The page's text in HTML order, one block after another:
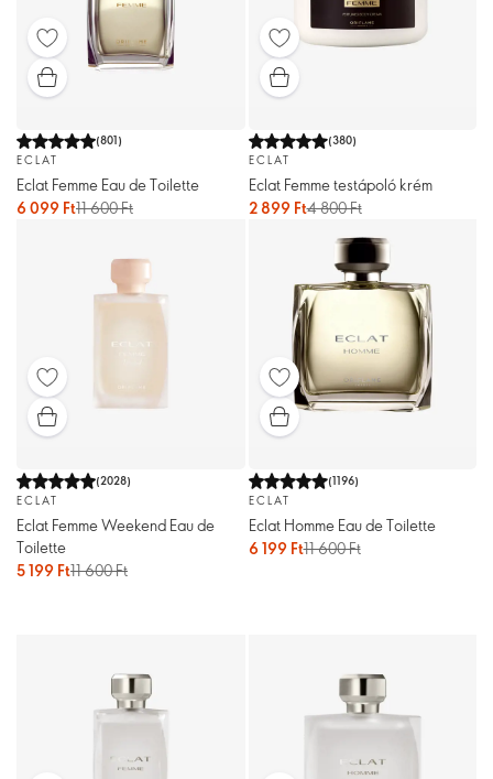
(801)
ECLAT
Eclat Femme Eau de Toilette
6 099 Ft11 600 Ft
(380)
ECLAT
Eclat Femme testápoló krém
2 899 Ft4 800 Ft
(2028)
ECLAT
Eclat Femme Weekend Eau de
Toilette
5 199 Ft11 600 Ft
(1196)
ECLAT
Eclat Homme Eau de Toilette
6 199 Ft11 600 Ft